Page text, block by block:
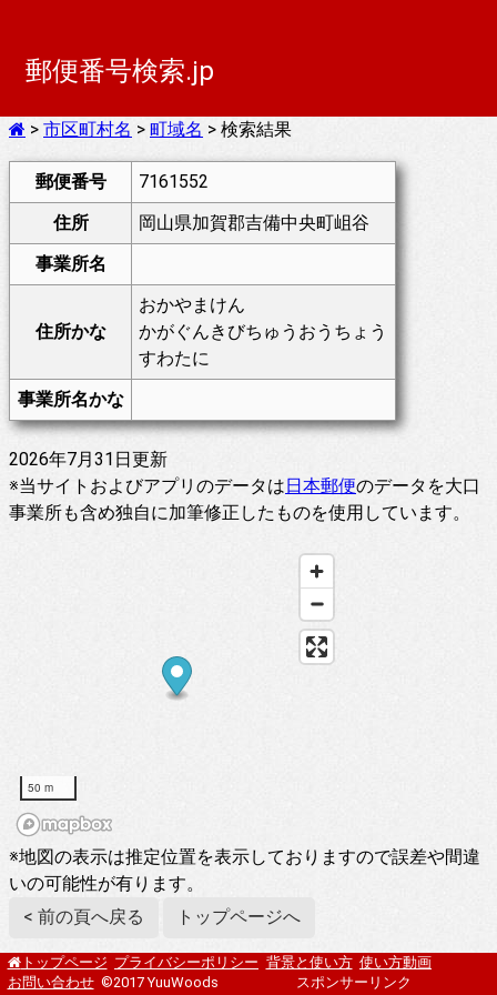
郵便番号検索.jp
> 市区町村名 > 町域名 > 検索結果
郵便番号
7161552
住所
岡山県加賀郡吉備中央町岨谷
事業所名
住所かな
おかやまけん
かがぐんきびちゅうおうちょう
すわたに
事業所名かな
2026年7月31日更新
※当サイトおよびアプリのデータは日本郵便のデータを大口
事業所も含め独自に加筆修正したものを使用しています。
50 m
※地図の表示は推定位置を表示しておりますので誤差や間違
いの可能性が有ります。
< 前の頁へ戻る
トップページへ
トップページ プライバシーポリシー 背景と使い方 使い方動画
お問い合わせ ©2017 YuuWoods スポンサーリンク